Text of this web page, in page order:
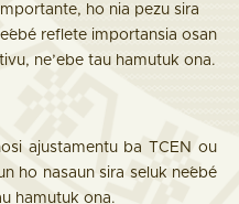
ho nia pezu sira
reflete importansia osan
ne’ebe tau hamutuk ona.
ajustamentu ba TCEN ou
ho nasaun sira seluk ne´ebé
hamutuk ona.